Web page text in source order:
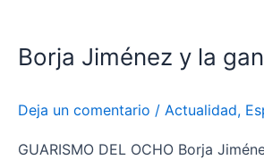
Borja Jiménez y la
Deja un comentario / Actualidad,
GUARISMO DEL OCHO Borja
y
ganadería
Murteira